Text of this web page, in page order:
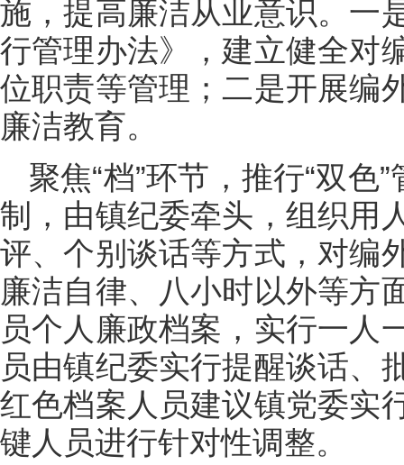
施，提高廉洁从业意识。一
行管理办法》，建立健全对
位职责等管理；二是开展编
廉洁教育。
聚焦“档”环节，推行“双色
制，由镇纪委牵头，组织用
评、个别谈话等方式，对编
廉洁自律、八小时以外等方
员个人廉政档案，实行一人
员由镇纪委实行提醒谈话、
红色档案人员建议镇党委实
键人员进行针对性调整。